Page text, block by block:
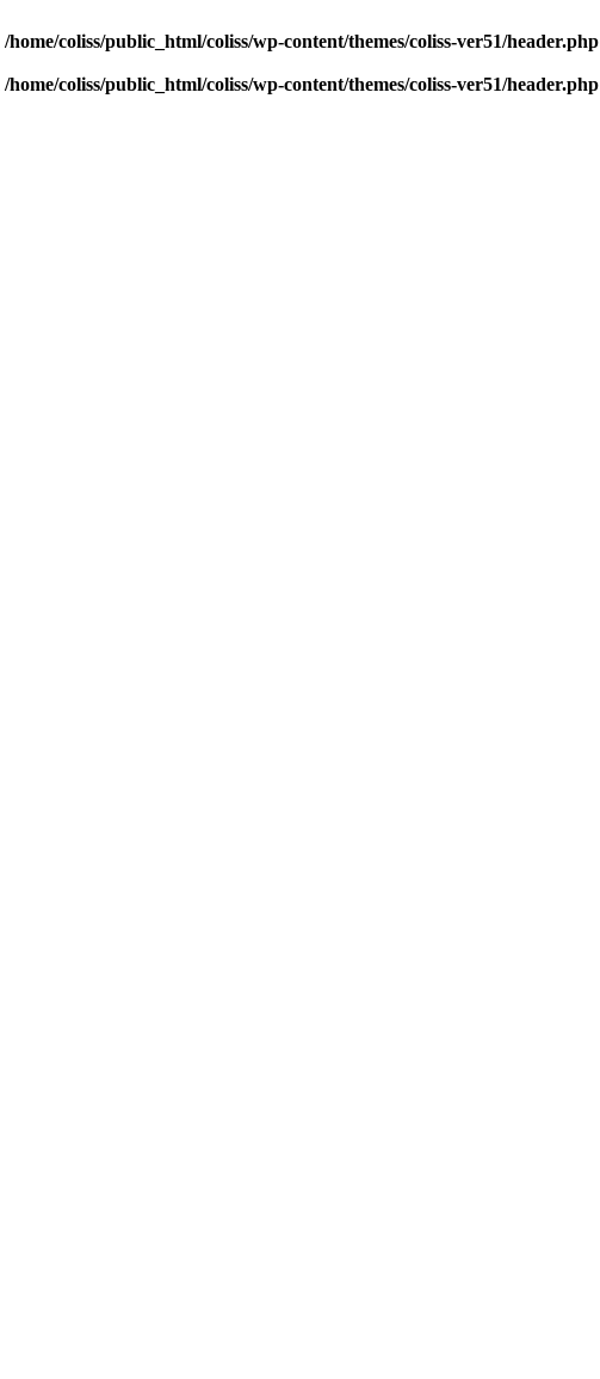
/home/coliss/public_html/coliss/wp-content/themes/coliss-ver51/header.php
/home/coliss/public_html/coliss/wp-content/themes/coliss-ver51/header.php